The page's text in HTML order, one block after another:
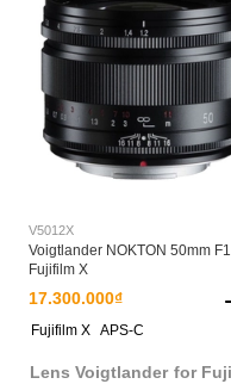
V5012X
Voigtlander NOKTON 50mm
Fujifilm X
17.300.000₫
Fujifilm X APS-C
Lens Voigtlander for